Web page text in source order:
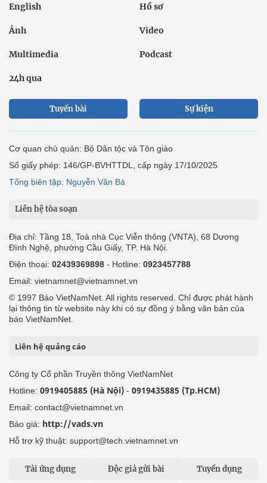
English Hồ sơ
Ảnh Video
Multimedia Podcast
24h qua
Tuyến bài Sự kiện
Cơ quan chủ quản: Bộ Dân tộc và Tôn giáo
Số giấy phép: 146/GP-BVHTTDL, cấp ngày 17/10/2025
Tổng biên tập: Nguyễn Văn Bá
Liên hệ tòa soạn
Địa chỉ: Tầng 18, Toà nhà Cục Viễn thông (VNTA), 68 Dương
Đình Nghệ, phường Cầu Giấy, TP. Hà Nội.
Điện thoại: 02439369898 - Hotline: 0923457788
Email: vietnamnet@vietnamnet.vn
© 1997 Báo VietNamNet. All rights reserved. Chỉ được phát hành
lại thông tin từ website này khi có sự đồng ý bằng văn bản của
báo VietNamNet.
Liên hệ quảng cáo
Công ty Cổ phần Truyền thông VietNamNet
Hotline: 0919405885 (Hà Nội) - 0919435885 (Tp.HCM)
Email: contact@vietnamnet.vn
Báo giá: http://vads.vn
Hỗ trợ kỹ thuật: support@tech.vietnamnet.vn
Tải ứng dụng Độc giả gửi bài Tuyển dụng